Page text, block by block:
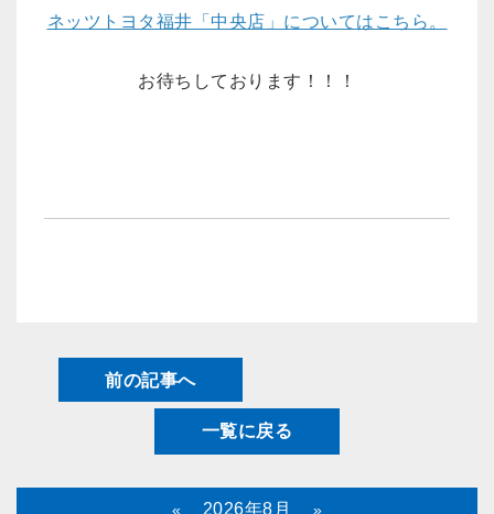
ネッツトヨタ福井「中央店」についてはこちら。
お待ちしております！！！
前の記事へ
一覧に戻る
« 2026年8月 »